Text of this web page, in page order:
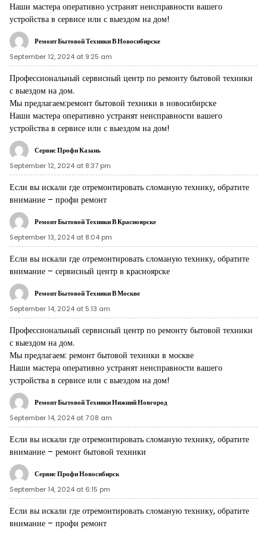
Наши мастера оперативно устранят неисправности вашего
устройства в сервисе или с выездом на дом!
Ремонт Бытовой Техники В Новосибирске
September 12, 2024 at 9:25 am
Профессиональный сервисный центр по ремонту бытовой техники
с выездом на дом.
Мы предлагаем:ремонт бытовой техники в новосибирске
Наши мастера оперативно устранят неисправности вашего
устройства в сервисе или с выездом на дом!
Сервис Профи Казань
September 12, 2024 at 8:37 pm
Если вы искали где отремонтировать сломаную технику, обратите
внимание – профи ремонт
Ремонт Бытовой Техники В Красноярске
September 13, 2024 at 8:04 pm
Если вы искали где отремонтировать сломаную технику, обратите
внимание – сервисный центр в красноярске
Ремонт Бытовой Техники В Москве
September 14, 2024 at 5:13 am
Профессиональный сервисный центр по ремонту бытовой техники
с выездом на дом.
Мы предлагаем: ремонт бытовой техники в москве
Наши мастера оперативно устранят неисправности вашего
устройства в сервисе или с выездом на дом!
Ремонт Бытовой Техники Нижний Новгород
September 14, 2024 at 7:08 am
Если вы искали где отремонтировать сломаную технику, обратите
внимание – ремонт бытовой техники
Сервис Профи Новосибирск
September 14, 2024 at 6:15 pm
Если вы искали где отремонтировать сломаную технику, обратите
внимание – профи ремонт